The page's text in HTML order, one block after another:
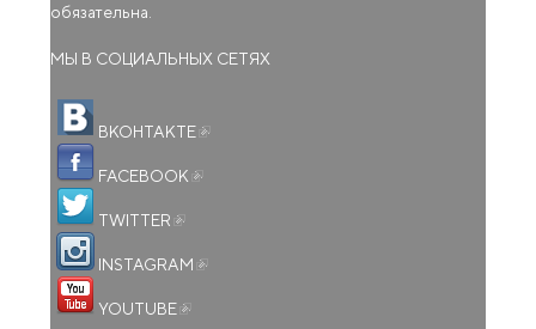
обязательна.
МЫ В СОЦИАЛЬНЫХ СЕТЯХ
ВКОНТАКТЕ
FACEBOOK
TWITTER
INSTAGRAM
YOUTUBE